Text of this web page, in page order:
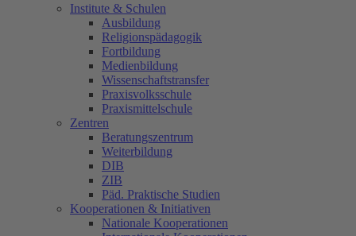
Institute & Schulen
Ausbildung
Religionspädagogik
Fortbildung
Medienbildung
Wissenschaftstransfer
Praxisvolksschule
Praxismittelschule
Zentren
Beratungszentrum
Weiterbildung
DIB
ZIB
Päd. Praktische Studien
Kooperationen & Initiativen
Nationale Kooperationen